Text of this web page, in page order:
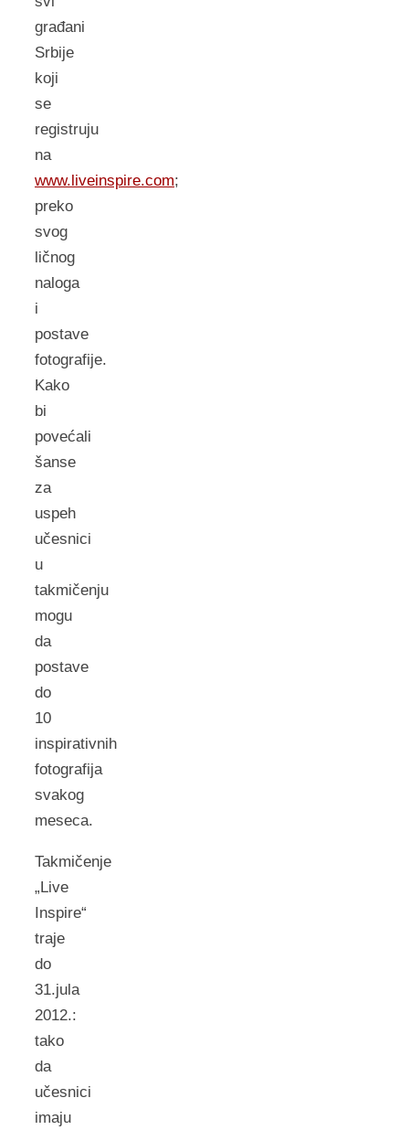
građani
Srbije
koji
se
registruju
na
www.liveinspire.com;
preko
svog
ličnog
naloga
i
postave
fotografije.
Kako
bi
povećali
šanse
za
uspeh
učesnici
u
takmičenju
mogu
da
postave
do
10
inspirativnih
fotografija
svakog
meseca.
Takmičenje
„Live
Inspire“
traje
do
31.jula
2012.:
tako
da
učesnici
imaju